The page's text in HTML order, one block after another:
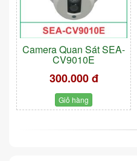
Camera Quan Sát SEA-
CV9010E
300.000 đ
Giỏ hàng